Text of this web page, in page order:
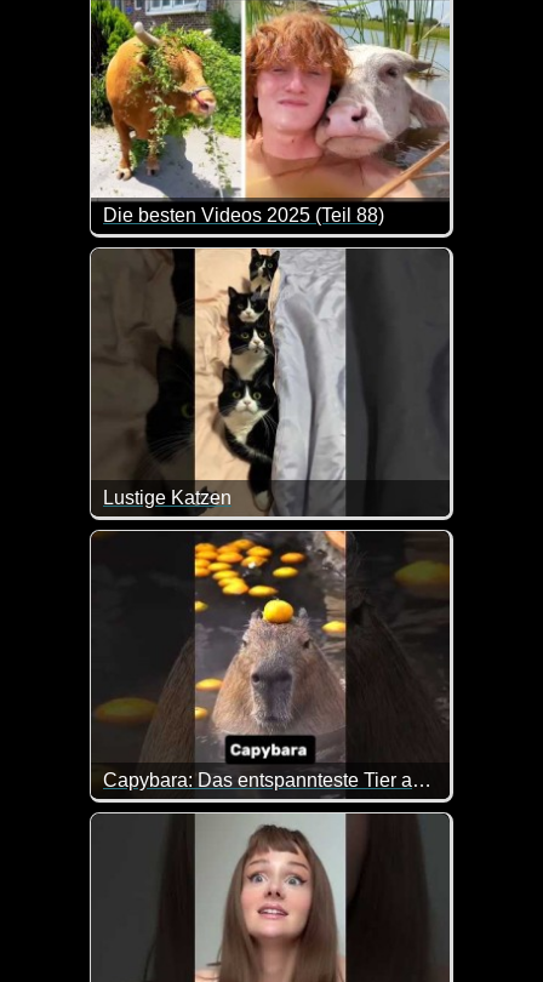
Die besten Videos 2025 (Teil 88)
Eine tolle Zusammenstellung von lustigen
Lustige Katzen
Mit Katzen gibt es immer etwas zum Lachen.
Capybara: Das entspannteste Tier auf diesem Planeten
Das Capybara ist nicht nur das größte Nagetier